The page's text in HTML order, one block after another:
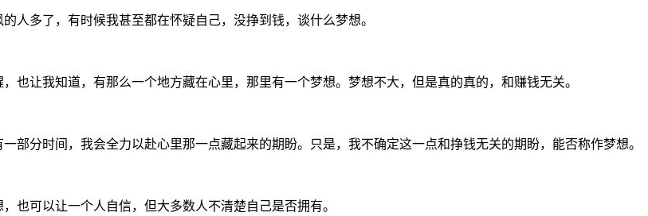
人多了，有时候我甚至都在怀疑自己，没挣到钱，谈什么梦想。
也让我知道，有那么一个地方藏在心里，那里有一个梦想。梦想不大，但是真的真的，和赚钱无关。
部分时间，我会全力以赴心里那一点藏起来的期盼。只是，我不确定这一点和挣钱无关的期盼，能否称作梦想。
也可以让一个人自信，但大多数人不清楚自己是否拥有。